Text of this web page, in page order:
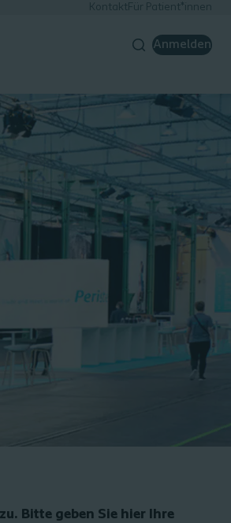
KontaktFür Patient*innen
Anmelden
Bitte geben Sie hier Ihre